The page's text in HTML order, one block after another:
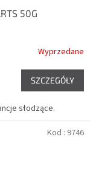
50G
Wyprzedane
SZCZEGÓŁY
słodzące.
Kod : 9746